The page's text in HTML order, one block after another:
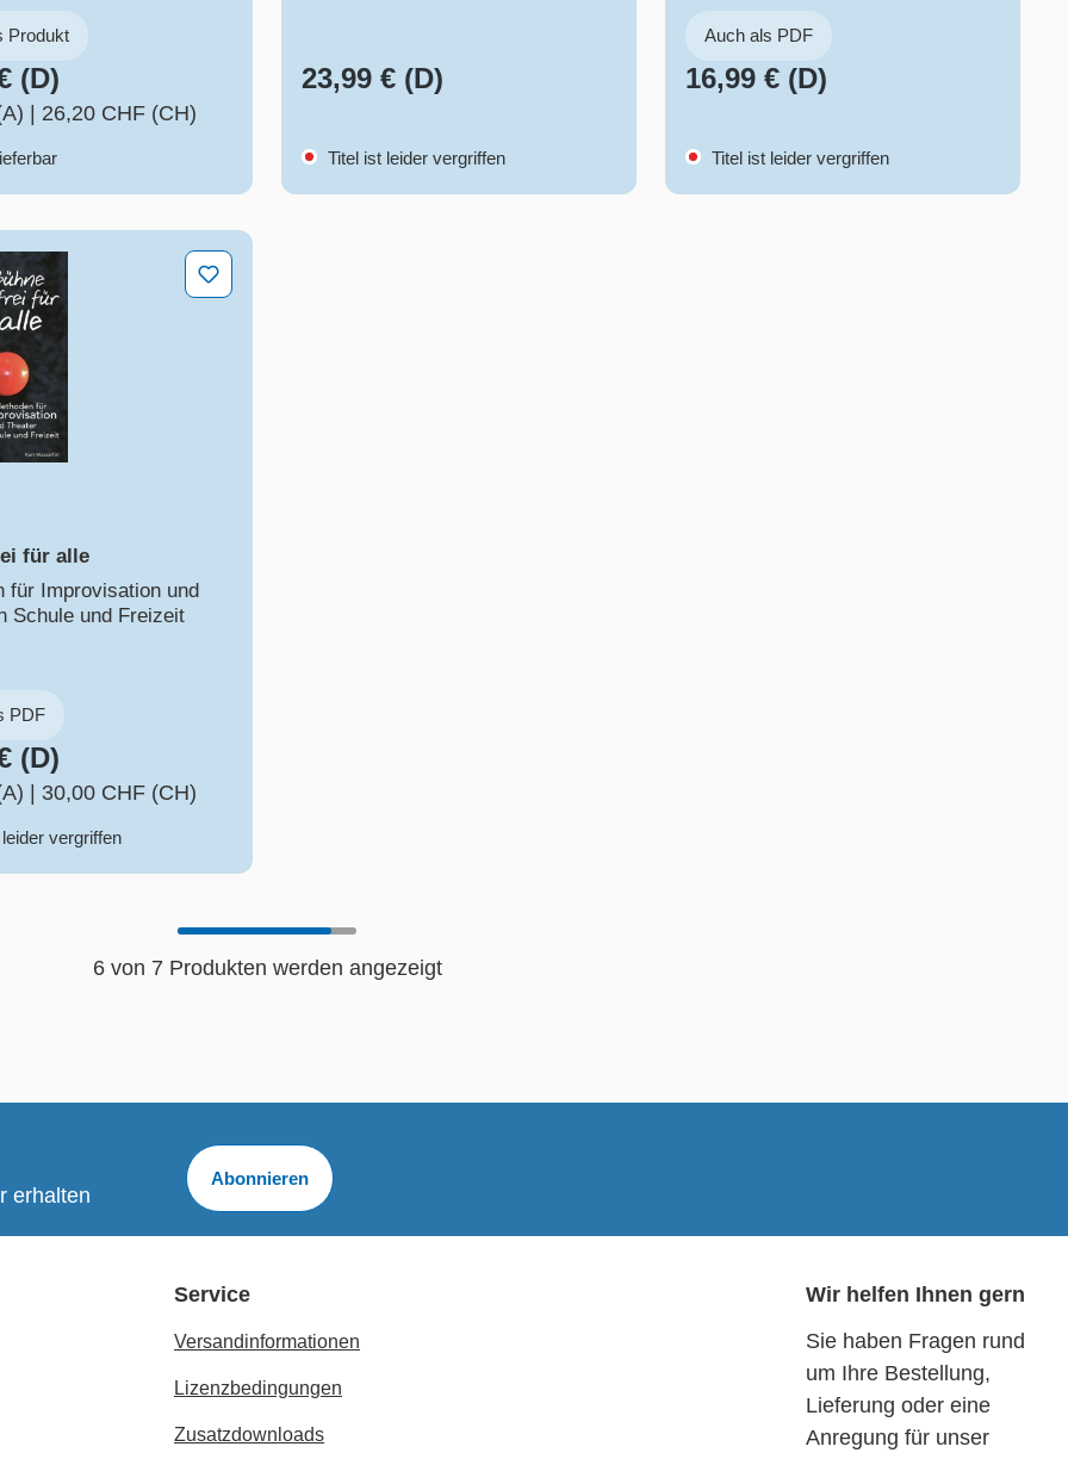
Produkt
(D)
26,20 CHF (CH)
23,99 € (D)
Titel ist leider vergriffen
Auch als PDF
16,99 € (D)
Titel ist leider vergriffen
für alle
für alle
für Improvisation und
Schule und Freizeit
PDF
(D)
30,00 CHF (CH)
vergriffen
6 von 7 Produkten werden angezeigt
erhalten
Abonnieren
Service
Versandinformationen
Lizenzbedingungen
Zusatzdownloads
Wir helfen Ihnen gern
Sie haben Fragen rund
um Ihre Bestellung,
Lieferung oder eine
Anregung für unser